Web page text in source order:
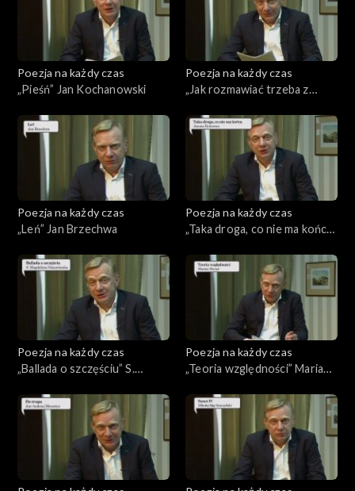
Poezja na każdy czas
„Pieśń” Jan Kochanowski
Poezja na każdy czas
„Jak rozmawiać trzeba z
Poezja na każdy czas
„Leń” Jan Brzechwa
Poezja na każdy czas
„Taka droga, co nie ma końca”
Poezja na każdy czas
„Ballada o szczęściu” S.
Poezja na każdy czas
„Teoria względności” Marian